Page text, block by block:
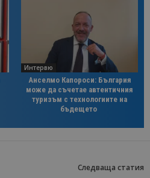
Интервю
Анселмо Капороси: България
може да съчетае автентичния
туризъм с технологиите на
бъдещето
Следваща статия